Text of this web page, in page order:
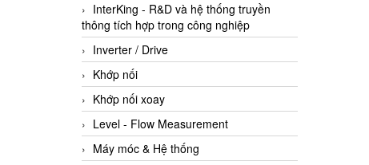
InterKing - R&D và hệ thống truyền
thông tích hợp trong công nghiệp
Inverter / Drive
Khớp nối
Khớp nối xoay
Level - Flow Measurement
Máy móc & Hệ thống